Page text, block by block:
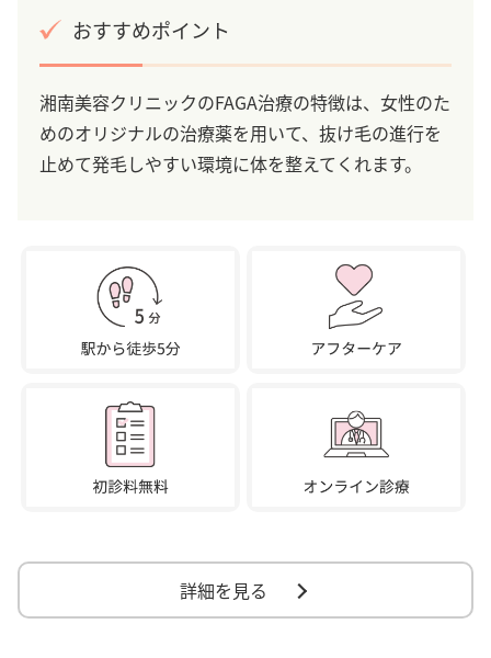
おすすめポイント
湘南美容クリニックのFAGA治療の特徴は、女性のた
めのオリジナルの治療薬を用いて、抜け毛の進行を
止めて発毛しやすい環境に体を整えてくれます。
詳細を見る